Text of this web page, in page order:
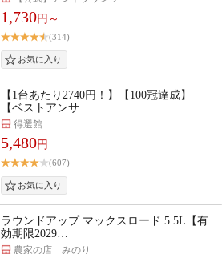
1,730円～
(314)
【1台あたり2740円！】【100冠達成】
【ベストアンサ…
得選館
5,480円
(607)
ラウンドアップ マックスロード 5.5L【有
効期限2029…
農家の店 みのり